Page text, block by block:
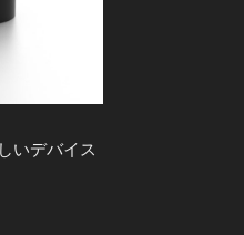
いデバイス